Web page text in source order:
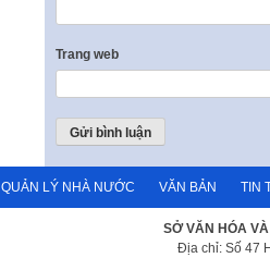
Trang web
QUẢN LÝ NHÀ NƯỚC VĂN BẢN TIN
SỞ VĂN HÓA
Địa chỉ: Số 47